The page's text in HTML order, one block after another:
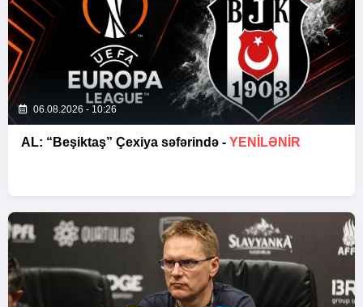
06.08.2026 - 10:26
AL: “Beşiktaş” Çexiya səfərində - YENİLƏNİR